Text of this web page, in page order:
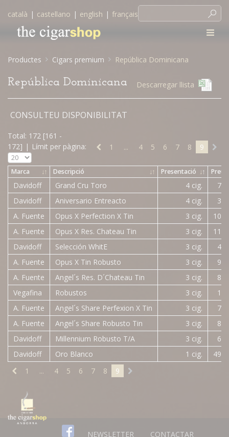
català | castellano | english | français
Productes Cigars premium República Dominicana
República Dominicana Descarregar llista
CONSULTEU DISPONIBILITAT
Total: 172 [161 -
172] | Límit per pàgina: 1 ... 4 5 6 7 8 9
↓↑
Marca ↓↑
Descripció ↓↑
Presentació Preu
Davidoff Grand Cru Toro 4 cig.
Davidoff
Aniversario Entreacto 4 cig.
A. Fuente
Opus X Perfection X Tin 3 cig.
A. Fuente
Opus X Res. Chateau Tin 3 cig.
Davidoff
Selección WhitE 3 cig.
A. Fuente
Opus X Tin Robusto 3 cig.
A. Fuente
Angel´s Res. D´Chateau Tin 3 cig.
Vegafina
Robustos 3 cig.
A. Fuente
Angel´s Share Perfexion X Tin 3 cig.
A. Fuente
Angel´s Share Robusto Tin 3 cig.
Davidoff
Millennium Robusto T/A 3 cig.
Davidoff
Oro Blanco 1 cig.
1
... 4 5 6 7 8 9
NEWSLETTER
CONTACTAR